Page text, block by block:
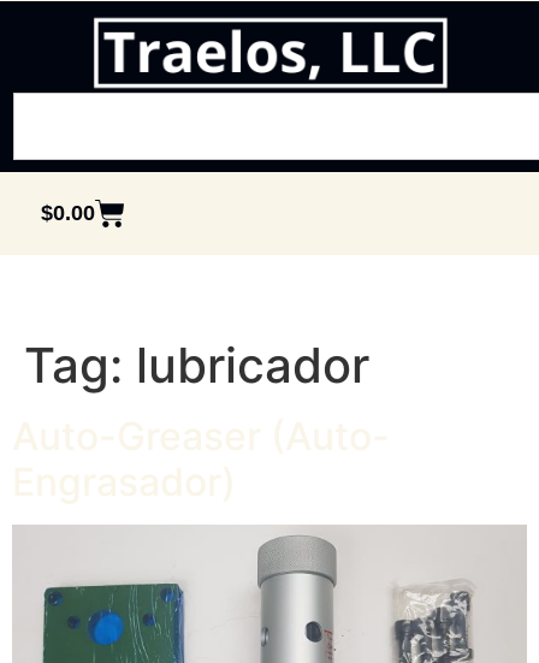
$0.00
Tag: lubricador